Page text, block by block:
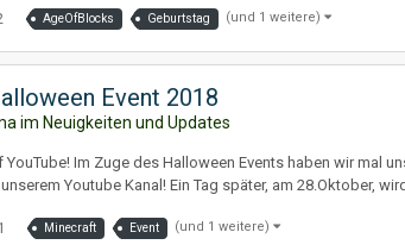
AgeOfBlocks Geburtstag (und 1 weitere)
Event 2018
im Neuigkeiten und Updates
YouTube! Im Zuge des Halloween Events haben wir mal
Youtube Kanal! Ein Tag später, am 28.Oktober,
Minecraft Event (und 1 weitere)